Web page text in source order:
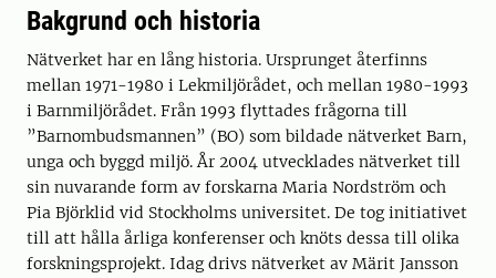
Bakgrund och historia
Nätverket har en lång historia. Ursprunget återfinns
mellan 1971-1980 i Lekmiljörådet, och mellan 1980-1993
i Barnmiljörådet. Från 1993 flyttades frågorna till
”Barnombudsmannen” (BO) som bildade nätverket Barn,
unga och byggd miljö. År 2004 utvecklades nätverket till
sin nuvarande form av forskarna Maria Nordström och
Pia Björklid vid Stockholms universitet. De tog initiativet
till att hålla årliga konferenser och knöts dessa till olika
forskningsprojekt. Idag drivs nätverket av Märit Jansson